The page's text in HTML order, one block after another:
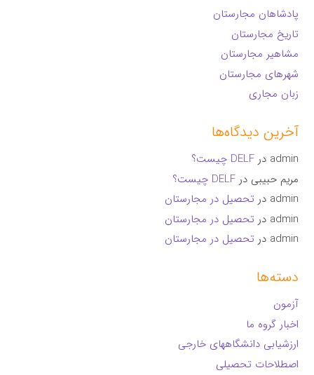
پادشاهان مجارستان
تاریخ مجارستان
مشاهیر مجارستان
شهرهای مجارستان
زبان مجاری
آخرین دیدگاه‌ها
admin درDELF چیست؟
مریم حبیبی درDELF چیست؟
admin در تحصیل در مجارستان
admin در تحصیل در مجارستان
admin در تحصیل در مجارستان
دسته‌ها
آزمون
اخبار گروه ما
ارزشیابی دانشگاههای خارجی
اصطلاحات تحصیلی